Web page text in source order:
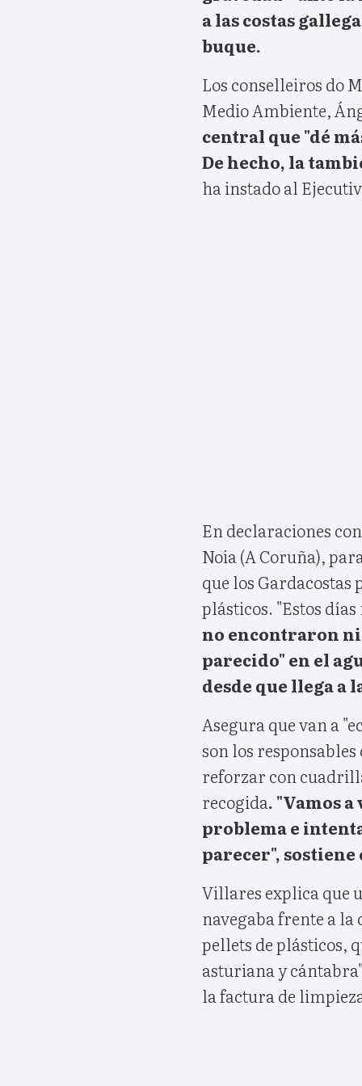
a las costas
buque.
Los conselleiros do
Medio Ambiente,
central que "dé
De hecho, la
ha instado al
En declaraciones
Noia (A Coruña),
que los
plásticos. "Estos
no encontraron
parecido" en el
desde que llega a
Asegura que van a
son los responsables
reforzar con
recogida. "Vamos
problema e
parecer",
Villares explica que
navegaba frente a la
pellets de plásticos,
asturiana y
la factura de